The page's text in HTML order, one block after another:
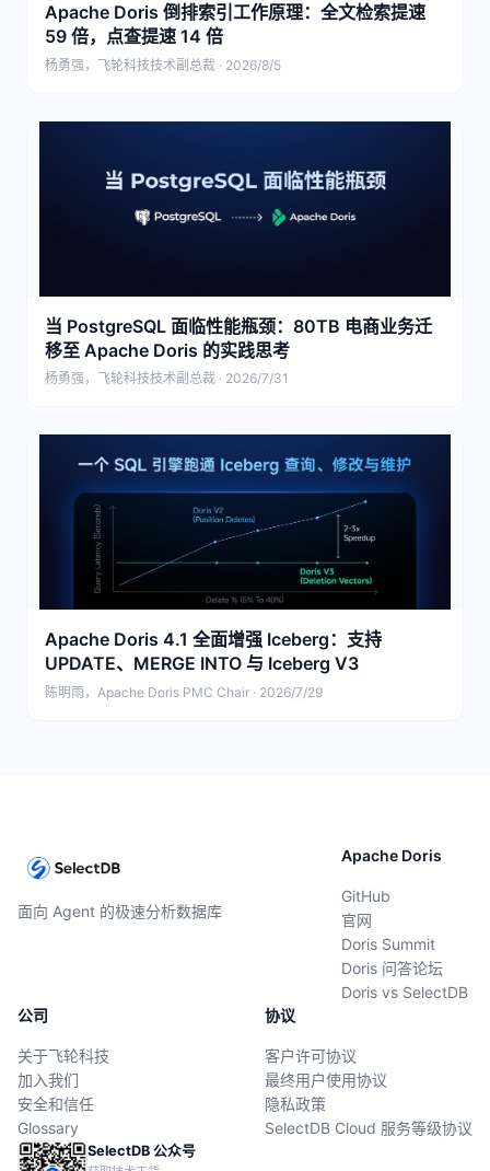
Apache Doris 倒排索引工作原理：全文检索提速
59 倍，点查提速 14 倍
杨勇强，飞轮科技技术副总裁 · 2026/8/5
当 PostgreSQL 面临性能瓶颈：80TB 电商业务迁
移至 Apache Doris 的实践思考
杨勇强，飞轮科技技术副总裁 · 2026/7/31
Apache Doris 4.1 全面增强 Iceberg：支持
UPDATE、MERGE INTO 与 Iceberg V3
陈明雨，Apache Doris PMC Chair · 2026/7/29
面向 Agent 的极速分析数据库
Apache Doris
GitHub
官网
Doris Summit
Doris 问答论坛
Doris vs SelectDB
公司
关于飞轮科技
加入我们
安全和信任
Glossary
协议
客户许可协议
最终用户使用协议
隐私政策
SelectDB Cloud 服务等级协议
SelectDB 公众号